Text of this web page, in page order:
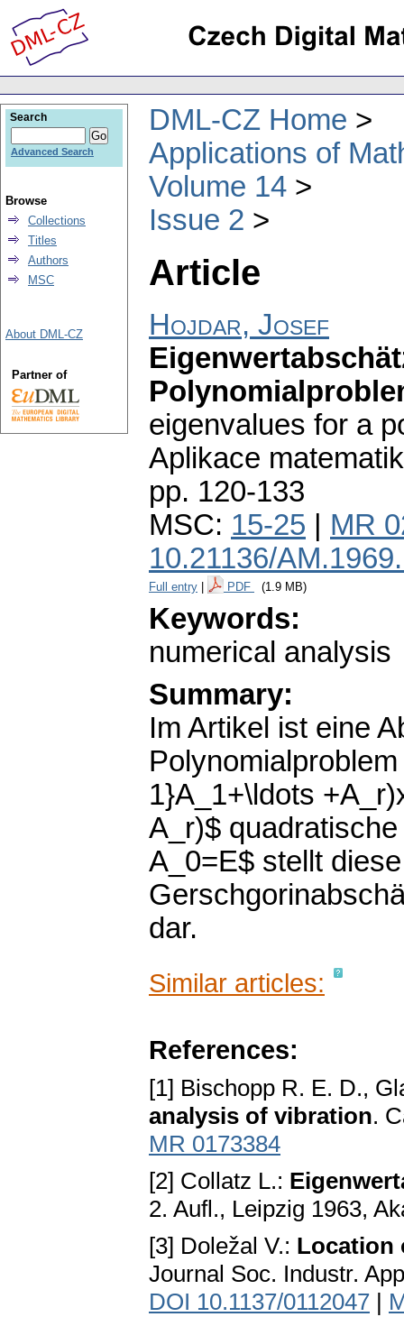
DML-CZ Home
Applications of
Volume 14
Issue 2
Article
Hojdar, Josef
eigenvalues for a
Aplikace
pp. 120-133
MSC: 15-25
MR
10.21136/
Full entry PDF (1.9 MB)
Keywords:
numerical analysis
Summary:
Im Artikel ist eine
1}A_1+\ldots
A_r)$
A_0=E$ stellt
dar.
Similar articles:
References:
[1] Bischopp R. E. D.,
analysis of vibration.
MR 0173384
[2] Collatz L.:
2. Aufl., Leipzig 1963,
[3] Doležal V.: Location
Journal Soc. Industr.
DOI 10.1137/0112047 |
Search
Advanced Search
Browse
Collections
Titles
Authors
MSC
About DML-CZ
Partner of